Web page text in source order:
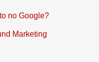
no Google?
Marketing